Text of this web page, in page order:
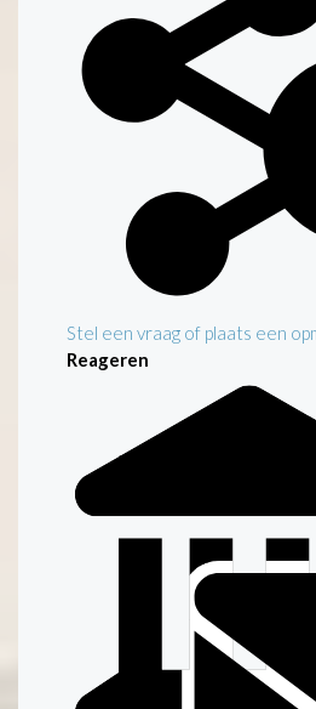
Stel een vraag of plaats een
Reageren